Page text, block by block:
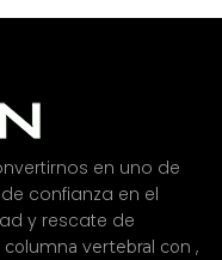
en uno de
confianza en el
y rescate de
columna vertebral con ,